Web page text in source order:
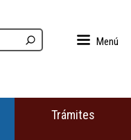
Menú
Trámites